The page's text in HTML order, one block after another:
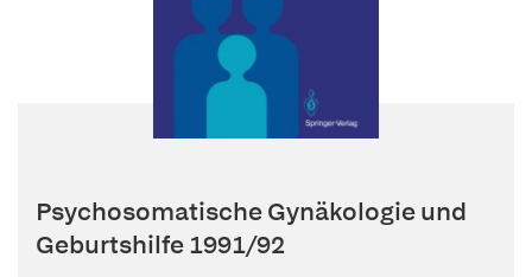
Psychosomatische Gynäkologie und
Geburtshilfe 1991/92